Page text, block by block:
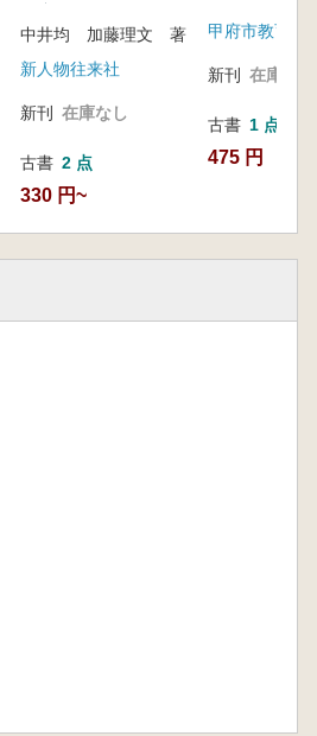
中井均 加藤理文 著
新人物往来社
新刊 在庫なし
古書 2 点
330 円~
新刊 在庫なし
古書 1 点
475 円